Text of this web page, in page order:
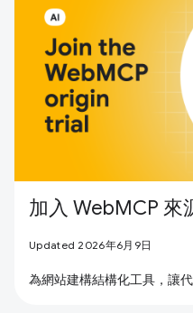
加入 WebMCP 來
Updated 2026年6月9日
為網站建構結構化工具，讓